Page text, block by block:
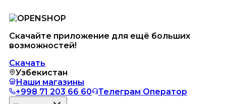
Скачайте приложение для ещё больших
возможностей!
Скачать
Узбекистан
Наши магазины
+998 71 203 66 60
Телеграм Оператор